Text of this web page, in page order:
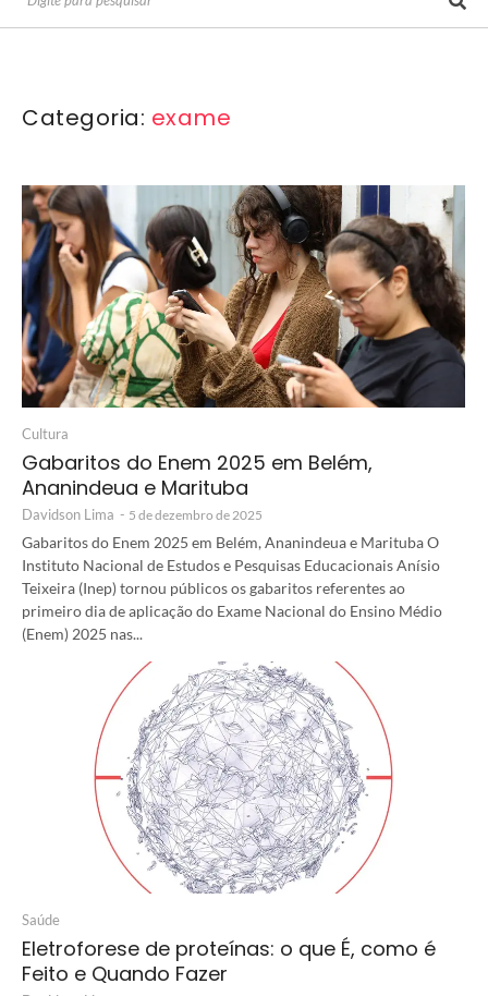
Categoria: exame
Cultura
Gabaritos do Enem 2025 em Belém,
Ananindeua e Marituba
Davidson Lima - 5 de dezembro de 2025
Gabaritos do Enem 2025 em Belém, Ananindeua e Marituba O
Instituto Nacional de Estudos e Pesquisas Educacionais Anísio
Teixeira (Inep) tornou públicos os gabaritos referentes ao
primeiro dia de aplicação do Exame Nacional do Ensino Médio
(Enem) 2025 nas...
Saúde
Eletroforese de proteínas: o que É, como é
Feito e Quando Fazer